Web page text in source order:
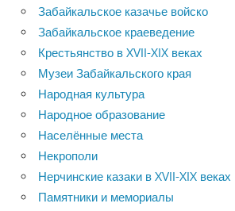
Забайкальское казачье войско
Забайкальское краеведение
Крестьянство в XVII-XIX веках
Музеи Забайкальского края
Народная культура
Народное образование
Населённые места
Некрополи
Нерчинские казаки в XVII-XIX веках
Памятники и мемориалы